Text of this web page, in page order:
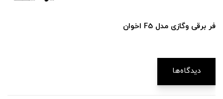
فر برقی و‌گازی مدل F5 اخوان
دیدگاه‌ها